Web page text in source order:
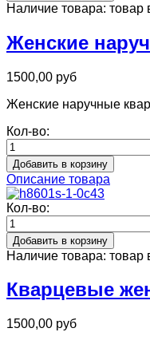
Наличие товара: товар
Женские
1500,00 руб
Женские наручные
Кол-во:
Описание товара
Кол-во:
Наличие товара: товар
Кварцевые
1500,00 руб